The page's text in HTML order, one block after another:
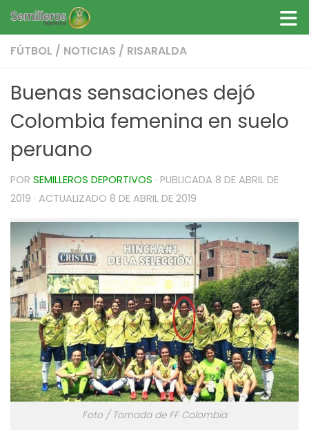
Saltar al contenido
FÚTBOL / NOTICIAS / RISARALDA
Buenas sensaciones dejó
Colombia femenina en suelo
peruano
POR SEMILLEROS DEPORTIVOS · PUBLICADA 8 DE ABRIL DE
2019 · ACTUALIZADO 8 DE ABRIL DE 2019
Foto / Tomada de FF Colombia